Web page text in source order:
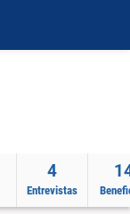
4
Entrevistas